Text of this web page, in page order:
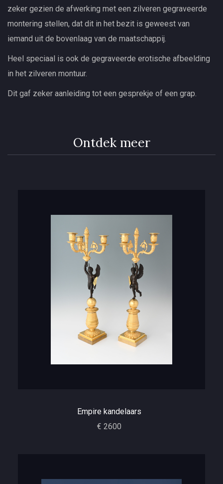
zeker gezien de afwerking met een zilveren gegraveerde
montering stellen, dat dit in het bezit is geweest van
iemand uit de bovenlaag van de maatschappij.
Heel speciaal is ook de gegraveerde erotische afbeelding
in het zilveren montuur.
Dit gaf zeker aanleiding tot een gesprekje of een grap.
Ontdek meer
Empire kandelaars
€ 2600